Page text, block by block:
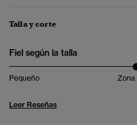
Talla y corte
Fiel según la talla
Pequeño Zona
Leer Reseñas